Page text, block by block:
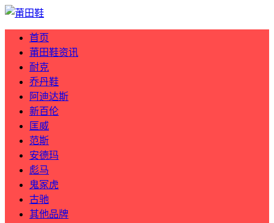
首页
莆田鞋资讯
耐克
乔丹鞋
阿迪达斯
新百伦
匡威
范斯
安德玛
彪马
鬼冢虎
古驰
其他品牌